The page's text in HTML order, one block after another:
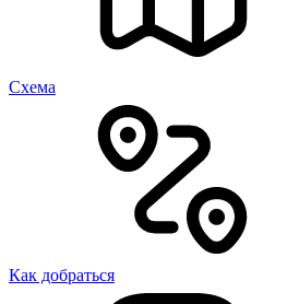
Cхема
Как добраться